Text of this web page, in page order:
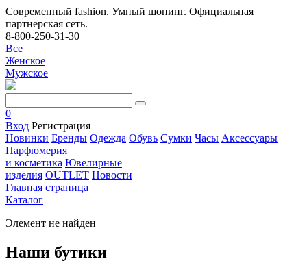
Современный fashion. Умный шопинг. Официальная
партнерская сеть.
8-800-250-31-30
Все
Женское
Мужское
0
Вход Регистрация
Новинки Бренды Одежда Обувь Сумки Часы Аксессуары
Парфюмерия
и косметика Ювелирные
изделия OUTLET Новости
Главная страница
Каталог
Элемент не найден
Наши бутики